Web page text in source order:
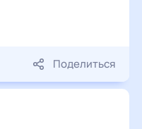
Поделиться